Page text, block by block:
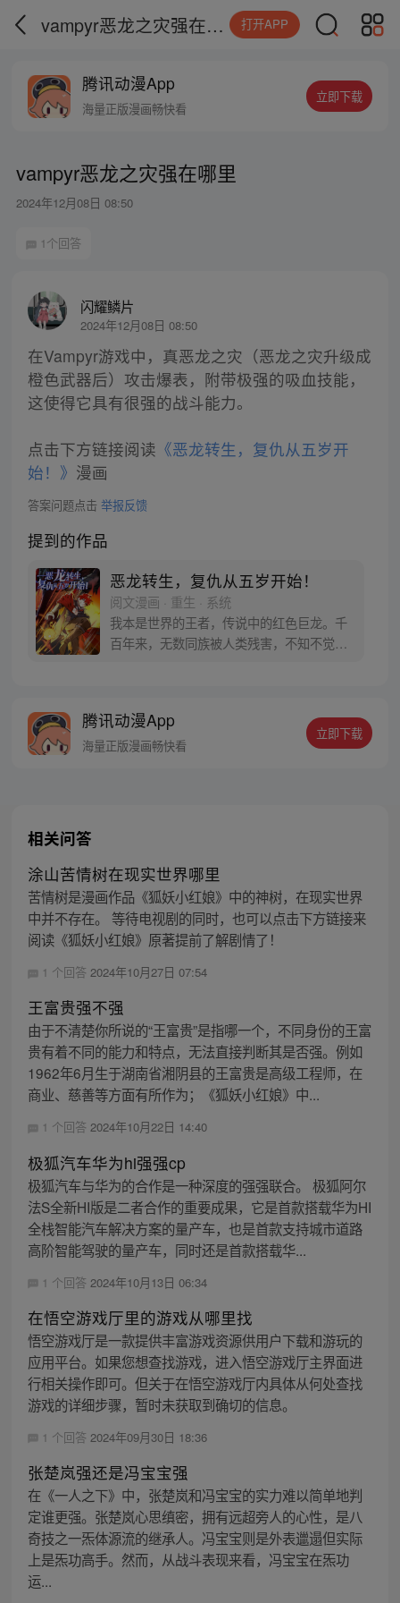
vampyr恶龙之灾强在哪里 打开APP
腾讯动漫App
海量正版漫画畅快看
立即下载
vampyr恶龙之灾强在哪里
2024年12月08日 08:50
1个回答
闪耀鳞片
2024年12月08日 08:50
在Vampyr游戏中，真恶龙之灾（恶龙之灾升级成
橙色武器后）攻击爆表，附带极强的吸血技能，
这使得它具有很强的战斗能力。
点击下方链接阅读 《恶龙转生，复仇从五岁开
始！》 漫画
答案问题点击 举报反馈
提到的作品
恶龙转生，复仇从五岁开始！
阅文漫画 · 重生 · 系统
我本是世界的王者，传说中的红色巨龙。千
百年来，无数同族被人类残害，不知不觉
仇。 若有来生，我要让肮脏的人类付出血的
代价！ 若有来生…… 嗯？来生，我却转生成
腾讯动漫App
海量正版漫画畅快看
立即下载
相关问答
涂山苦情树在现实世界哪里
苦情树是漫画作品《狐妖小红娘》中的神树，在现实世界
中并不存在。 等待电视剧的同时，也可以点击下方链接来
阅读《狐妖小红娘》原著提前了解剧情了！
1 个回答 2024年10月27日 07:54
王富贵强不强
由于不清楚你所说的“王富贵”是指哪一个，不同身份的王富
贵有着不同的能力和特点，无法直接判断其是否强。例如
1962年6月生于湖南省湘阴县的王富贵是高级工程师，在
商业、慈善等方面有所作为；《狐妖小红娘》中...
1 个回答 2024年10月22日 14:40
极狐汽车华为hi强强cp
极狐汽车与华为的合作是一种深度的强强联合。 极狐阿尔
法S全新HI版是二者合作的重要成果，它是首款搭载华为HI
全栈智能汽车解决方案的量产车，也是首款支持城市道路
高阶智能驾驶的量产车，同时还是首款搭载华...
1 个回答 2024年10月13日 06:34
在悟空游戏厅里的游戏从哪里找
悟空游戏厅是一款提供丰富游戏资源供用户下载和游玩的
应用平台。如果您想查找游戏，进入悟空游戏厅主界面进
行相关操作即可。但关于在悟空游戏厅内具体从何处查找
游戏的详细步骤，暂时未获取到确切的信息。
1 个回答 2024年09月30日 18:36
张楚岚强还是冯宝宝强
在《一人之下》中，张楚岚和冯宝宝的实力难以简单地判
定谁更强。张楚岚心思缜密，拥有远超旁人的心性，是八
奇技之一炁体源流的继承人。冯宝宝则是外表邋遢但实际
上是炁功高手。然而，从战斗表现来看，冯宝宝在炁功
运...